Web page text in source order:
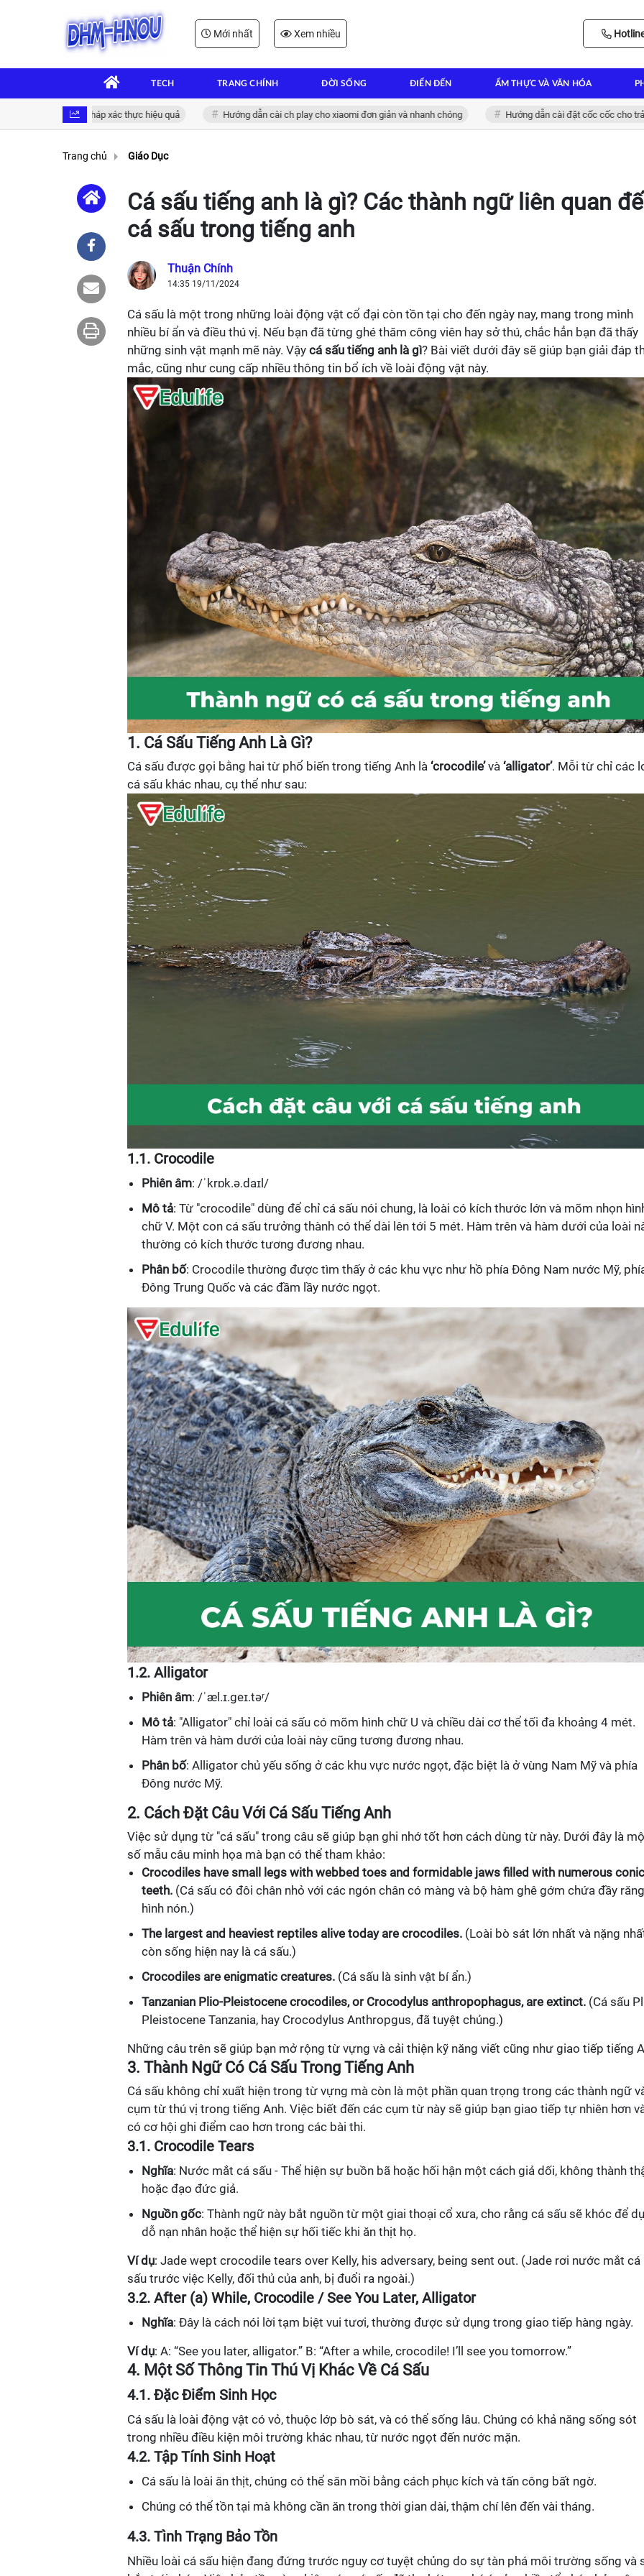
Mới nhất Xem nhiều
TECH TRANG CHÍNH ĐỜI SỐNG ĐIỂN ĐẾN ẨM THỰC VÀ VĂN HÓA
điện tử: Giải pháp xác thực hiệu quả Hướng dẫn cài ch play cho xiaomi đơn giản và nhanh chóng Hướng dẫn cài đặt cốc cốc cho trải
Trang chủ Giáo Dục
Cá sấu tiếng anh là gì? Các thành ngữ liên quan
cá sấu trong tiếng anh
Thuận Chính
14:35 19/11/2024
Cá sấu là một trong những loài động vật cổ đại còn tồn tại cho đến ngày nay, mang trong mình
nhiều bí ẩn và điều thú vị. Nếu bạn đã từng ghé thăm công viên hay sở thú, chắc hẳn bạn đã thấy
những sinh vật mạnh mẽ này. Vậy cá sấu tiếng anh là gì? Bài viết dưới đây sẽ giúp bạn giải đáp
mắc, cũng như cung cấp nhiều thông tin bổ ích về loài động vật này.
1. Cá Sấu Tiếng Anh Là Gì?
Cá sấu được gọi bằng hai từ phổ biến trong tiếng Anh là ‘crocodile’và ‘alligator’. Mỗi từ chỉ các
cá sấu khác nhau, cụ thể như sau:
1.1. Crocodile
Phiên âm: /ˈkrɒk.ə.daɪl/
Mô tả: Từ "crocodile" dùng để chỉ cá sấu nói chung, là loài có kích thước lớn và mõm nhọn
chữ V. Một con cá sấu trưởng thành có thể dài lên tới 5 mét. Hàm trên và hàm dưới của loài
thường có kích thước tương đương nhau.
Phân bố: Crocodile thường được tìm thấy ở các khu vực như hồ phía Đông Nam nước Mỹ,
Đông Trung Quốc và các đầm lầy nước ngọt.
1.2. Alligator
Phiên âm: /ˈæl.ɪ.geɪ.təʳ/
Mô tả: "Alligator" chỉ loài cá sấu có mõm hình chữ U và chiều dài cơ thể tối đa khoảng 4 mét.
Hàm trên và hàm dưới của loài này cũng tương đương nhau.
Phân bố: Alligator chủ yếu sống ở các khu vực nước ngọt, đặc biệt là ở vùng Nam Mỹ và phía
Đông nước Mỹ.
2. Cách Đặt Câu Với Cá Sấu Tiếng Anh
Việc sử dụng từ "cá sấu" trong câu sẽ giúp bạn ghi nhớ tốt hơn cách dùng từ này. Dưới đây là
số mẫu câu minh họa mà bạn có thể tham khảo:
Crocodiles have small legs with webbed toes and formidable jaws filled with numerous
teeth. (Cá sấu có đôi chân nhỏ với các ngón chân có màng và bộ hàm ghê gớm chứa đầy răng
hình nón.)
The largest and heaviest reptiles alive today are crocodiles. (Loài bò sát lớn nhất và nặng
còn sống hiện nay là cá sấu.)
Crocodiles are enigmatic creatures. (Cá sấu là sinh vật bí ẩn.)
Tanzanian Plio-Pleistocene crocodiles, or Crocodylus anthropophagus, are extinct. (Cá sấu
Pleistocene Tanzania, hay Crocodylus Anthropgus, đã tuyệt chủng.)
Những câu trên sẽ giúp bạn mở rộng từ vựng và cải thiện kỹ năng viết cũng như giao tiếp tiếng
3. Thành Ngữ Có Cá Sấu Trong Tiếng Anh
Cá sấu không chỉ xuất hiện trong từ vựng mà còn là một phần quan trọng trong các thành ngữ
cụm từ thú vị trong tiếng Anh. Việc biết đến các cụm từ này sẽ giúp bạn giao tiếp tự nhiên hơn
có cơ hội ghi điểm cao hơn trong các bài thi.
3.1. Crocodile Tears
Nghĩa: Nước mắt cá sấu - Thể hiện sự buồn bã hoặc hối hận một cách giả dối, không thành
hoặc đạo đức giả.
Nguồn gốc: Thành ngữ này bắt nguồn từ một giai thoại cổ xưa, cho rằng cá sấu sẽ khóc để dụ
dỗ nạn nhân hoặc thể hiện sự hối tiếc khi ăn thịt họ.
Ví dụ: Jade wept crocodile tears over Kelly, his adversary, being sent out. (Jade rơi nước mắt cá
sấu trước việc Kelly, đối thủ của anh, bị đuổi ra ngoài.)
3.2. After (a) While, Crocodile / See You Later, Alligator
Nghĩa: Đây là cách nói lời tạm biệt vui tươi, thường được sử dụng trong giao tiếp hàng ngày.
Ví dụ: A: “See you later, alligator.” B: “After a while, crocodile! I’ll see you tomorrow.”
4. Một Số Thông Tin Thú Vị Khác Về Cá Sấu
4.1. Đặc Điểm Sinh Học
Cá sấu là loài động vật có vỏ, thuộc lớp bò sát, và có thể sống lâu. Chúng có khả năng sống sót
trong nhiều điều kiện môi trường khác nhau, từ nước ngọt đến nước mặn.
4.2. Tập Tính Sinh Hoạt
Cá sấu là loài ăn thịt, chúng có thể săn mồi bằng cách phục kích và tấn công bất ngờ.
Chúng có thể tồn tại mà không cần ăn trong thời gian dài, thậm chí lên đến vài tháng.
4.3. Tình Trạng Bảo Tồn
Nhiều loài cá sấu hiện đang đứng trước nguy cơ tuyệt chủng do sự tàn phá môi trường sống và